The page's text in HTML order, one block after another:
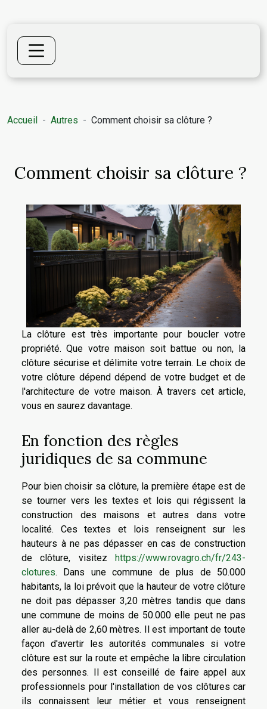
Accueil Autres Comment choisir sa clôture ?
Comment choisir sa clôture ?
La clôture est très importante pour boucler votre
propriété. Que votre maison soit battue ou non, la
clôture sécurise et délimite votre terrain. Le choix de
votre clôture dépend dépend de votre budget et de
l'architecture de votre maison. À travers cet article,
vous en saurez davantage.
En fonction des règles
juridiques de sa commune
Pour bien choisir sa clôture, la première étape est de
se tourner vers les textes et lois qui régissent la
construction des maisons et autres dans votre
localité. Ces textes et lois renseignent sur les
hauteurs à ne pas dépasser en cas de construction
de clôture, visitez
https://www.rovagro.ch/fr/243-
clotures. Dans une commune de plus de 50.000
habitants, la loi prévoit que la hauteur de votre clôture
ne doit pas dépasser 3,20 mètres tandis que dans
une commune de moins de 50.000 elle peut ne pas
aller au-delà de 2,60 mètres. Il est important de toute
façon d'avertir les autorités communales si votre
clôture est sur la route et empêche la libre circulation
des personnes. Il est conseillé de faire appel aux
professionnels pour l'installation de vos clôtures car
ils connaissent leur métier et vous renseignent